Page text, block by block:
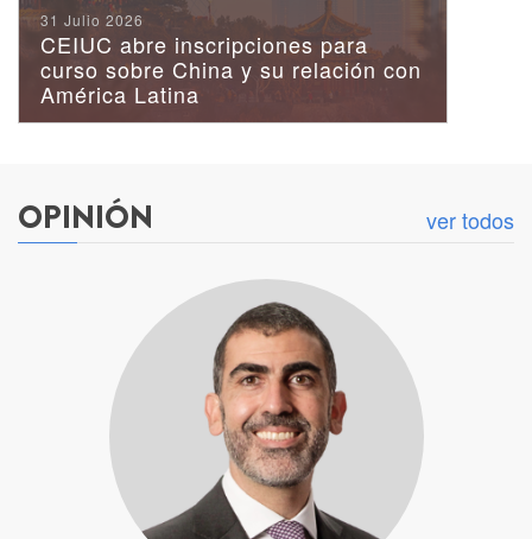
Publicación Minerales
Críticos: El caso del litio
31 Julio 2026
CEIUC abre inscripciones para
curso sobre China y su relación con
América Latina
OPINIÓN ver todos